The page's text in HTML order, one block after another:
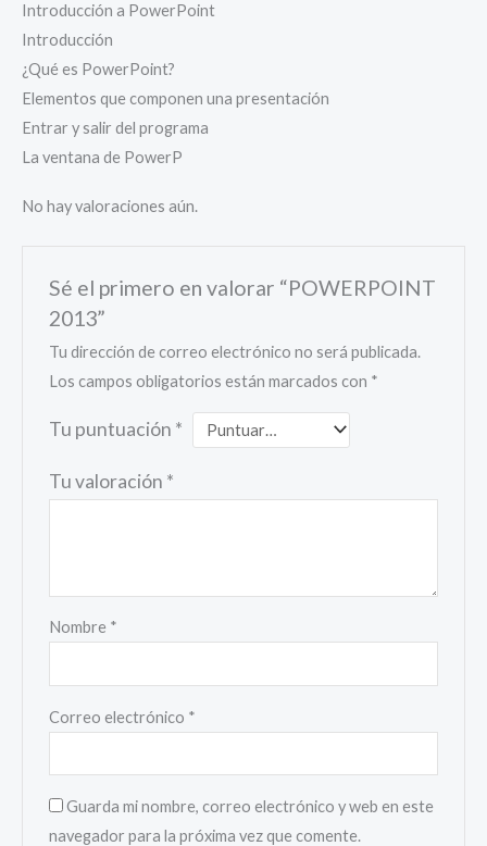
Introducción a PowerPoint
Introducción
¿Qué es PowerPoint?
Elementos que componen una presentación
Entrar y salir del programa
La ventana de PowerP
No hay valoraciones aún.
Sé el primero en valorar “POWERPOINT
2013”
Tu dirección de correo electrónico no será publicada.
Los campos obligatorios están marcados con *
Tu puntuación *
Tu valoración *
Nombre *
Correo electrónico *
Guarda mi nombre, correo electrónico y web en este
navegador para la próxima vez que comente.